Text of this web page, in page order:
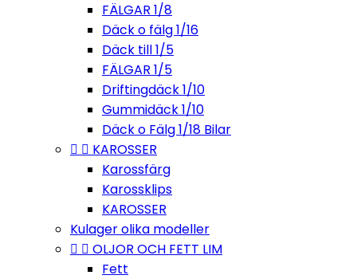
FÄLGAR 1/8
Däck o fälg 1/16
Däck till 1/5
FÄLGAR 1/5
Driftingdäck 1/10
Gummidäck 1/10
Däck o Fälg 1/18 Bilar
  KAROSSER
Karossfärg
Karossklips
KAROSSER
Kulager olika modeller
  OLJOR OCH FETT LIM
Fett